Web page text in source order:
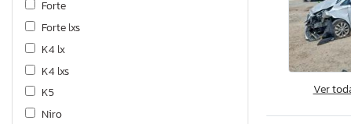
Forte
Forte lxs
K4 lx
K4 lxs
K5
Niro
Ver